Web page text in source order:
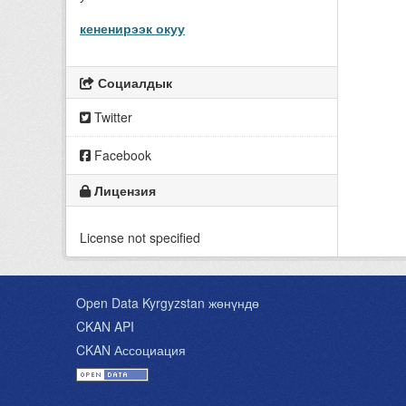
кененирээк окуу
Социалдык
Twitter
Facebook
Лицензия
License not specified
Open Data Kyrgyzstan жөнүндө
CKAN API
CKAN Ассоциация